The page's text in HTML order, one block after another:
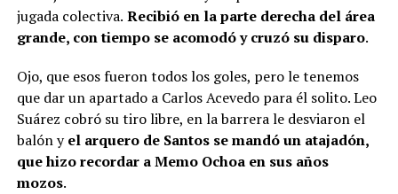
jugada colectiva. Recibió en la parte derecha del área
grande, con tiempo se acomodó y cruzó su disparo.
Ojo, que esos fueron todos los goles, pero le tenemos
que dar un apartado a Carlos Acevedo para él solito. Leo
Suárez cobró su tiro libre, en la barrera le desviaron el
balón yel arquero de Santos se mandó un atajadón,
que hizo recordar a Memo Ochoa en sus años
mozos.